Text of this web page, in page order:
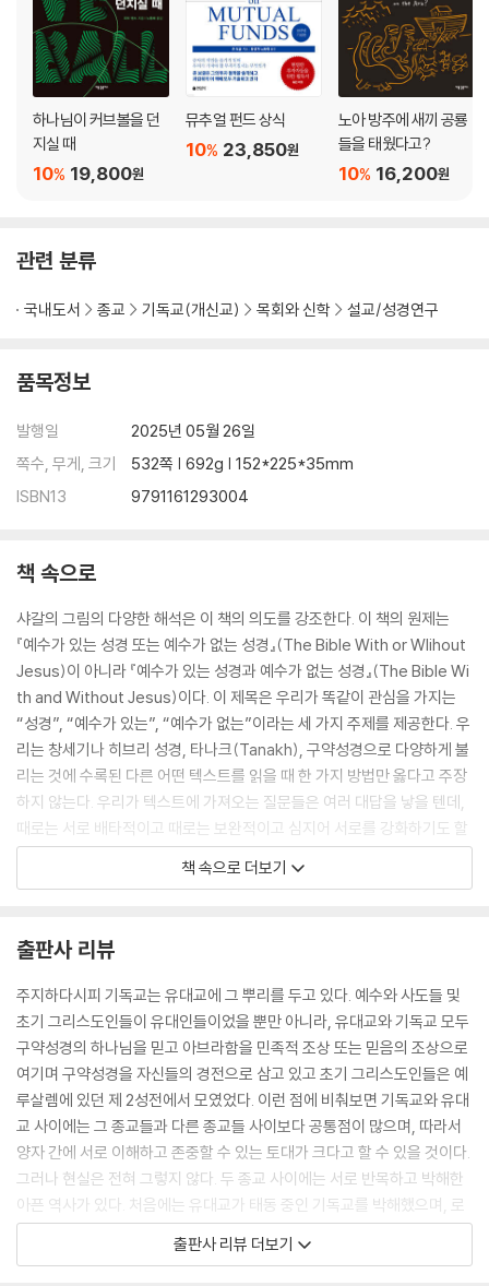
하나님이 커브볼을 던
지실 때
19,800원
10%
뮤추얼 펀드 상식
23,850원
10%
노아 방주에 새끼 공룡
들을 태웠다고?
16,200원
10%
관련 분류
국내도서 종교 기독교(개신교) 목회와 신학 설교/성경연구
품목정보
발행일
2025년 05월 26일
쪽수, 무게, 크기
532쪽 | 692g | 152*225*35mm
ISBN13
9791161293004
책 속으로
샤갈의 그림의 다양한 해석은 이 책의 의도를 강조한다. 이 책의 원제는
『예수가 있는 성경 또는 예수가 없는 성경』(The Bible With or WIihout
Jesus)이 아니라 『예수가 있는 성경과 예수가 없는 성경』(The Bible Wi
th and Without Jesus)이다. 이 제목은 우리가 똑같이 관심을 가지는
“성경”, “예수가 있는”, “예수가 없는”이라는 세 가지 주제를 제공한다. 우
리는 창세기나 히브리 성경, 타나크(Tanakh), 구약성경으로 다양하게 불
리는 것에 수록된 다른 어떤 텍스트를 읽을 때 한 가지 방법만 옳다고 주장
하지 않는다. 우리가 텍스트에 가져오는 질문들은 여러 대답을 낳을 텐데,
때로는 서로 배타적이고 때로는 보완적이고 심지어 서로를 강화하기도 할
것이다. 우리는 “이 텍스트가 원래의 맥락에서─창세기 저자가 그 이야기
를 썼을 때─무엇을 의미했는가?”라는 질문만 하지 않는다. 우리는 또한
이 고대 경전(scripture)의 다양한 해석─예수가 없는 해석─에만 초점을
맞추지도 않는다. 오히려 우리는 이 다양한 해석들이 대화하게 만들려고
한다. 그런 대화는 우리가 같은 텍스트를 읽거나 같은 그림을 볼 때 왜 그런
다른 견해들을 가지게 되는지 이해하도록 도움을 주기 때문이다. 우리 이
웃의 관점을 더 잘 이해할수록 우리는 더 좋은 이웃이 될 수 있다. 원래 텍
스트의 역사적 배경을 되도록 가장 잘 결정하여 그 배경을 잘 알수록 우리
는 고대의 청중이 그 텍스트를 처음 들었을 때 그것을 어떻게 해석했을 수
도 있는지를 더 잘 이해할 수 있다. 그리고 우리가 성경 텍스트들을 해석한
사람들의 역사적 맥락을 더 많이 알수록 우리는 우리의 종교 전통과 우리
이웃들의 종교 전통들을 더 잘 이해하게 된다.
--- 「서론」 중에서
3장에서 12장까지로 구성된 우리의 핵심적인 장 각각은 특정한 텍스트나
책 속으로 더보기
출판사 리뷰
주지하다시피 기독교는 유대교에 그 뿌리를 두고 있다. 예수와 사도들 및
초기 그리스도인들이 유대인들이었을 뿐만 아니라, 유대교와 기독교 모두
구약성경의 하나님을 믿고 아브라함을 민족적 조상 또는 믿음의 조상으로
여기며 구약성경을 자신들의 경전으로 삼고 있고 초기 그리스도인들은 예
루살렘에 있던 제 2성전에서 모였었다. 이런 점에 비춰보면 기독교와 유대
교 사이에는 그 종교들과 다른 종교들 사이보다 공통점이 많으며, 따라서
양자 간에 서로 이해하고 존중할 수 있는 토대가 크다고 할 수 있을 것이다.
그러나 현실은 전혀 그렇지 않다. 두 종교 사이에는 서로 반목하고 박해한
아픈 역사가 있다. 처음에는 유대교가 태동 중인 기독교를 박해했으며, 로
마 제곡 때 콘스탄티누스 대제의 밀라노 칙령으로 기독교에 대한 박해가
끝나고 이어서 테오도시우스 1세 때 기독교가 공식으로 국교가 된 뒤에는
출판사 리뷰 더보기